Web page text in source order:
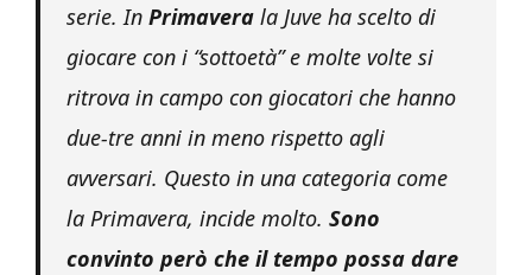
serie. In Primavera la Juve ha scelto di
giocare con i “sottoetà” e molte volte si
ritrova in campo con giocatori che hanno
due-tre anni in meno rispetto agli
avversari. Questo in una categoria come
la Primavera, incide molto. Sono
convinto però che il tempo possa dare